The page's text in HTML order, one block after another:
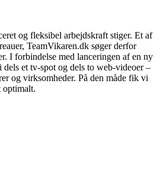
og fleksibel arbejdskraft stiger. Et af
TeamVikaren.dk søger derfor
I forbindelse med lanceringen af en ny
dels et tv-spot og dels to web-videoer –
og virksomheder. På den måde fik vi
optimalt.